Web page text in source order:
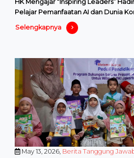
HK Mengajar “Inspiring Leaders”
Pelajar Pemanfaatan AI dan Dunia
Selengkapnya
May 13, 2026, Berita Tanggung